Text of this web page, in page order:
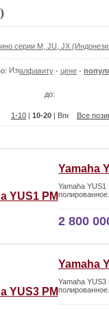
серии M, JU, JX
алфавиту - цене -
до:
1-10 10-20 Все
Yamaha
Yamaha
2 800
Yamaha
Yamaha